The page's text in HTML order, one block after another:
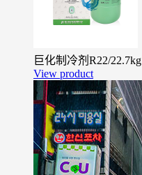
巨化制冷剂R22/22.7kg
View product